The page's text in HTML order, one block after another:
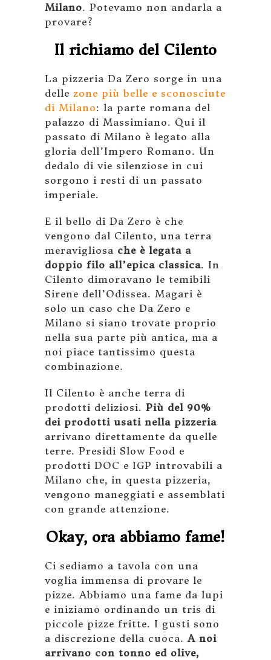
Milano. Potevamo non andarla a
provare?
Il richiamo del Cilento
La pizzeria Da Zero sorge in una
delle zone più belle e sconosciute
di Milano: la parte romana del
palazzo di Massimiano. Qui il
passato di Milano è legato alla
gloria dell’Impero Romano. Un
dedalo di vie silenziose in cui
sorgono i resti di un passato
imperiale.
E il bello di Da Zero è che
vengono dal Cilento, una terra
meravigliosa che è legata a
doppio filo all’epica classica. In
Cilento dimoravano le temibili
Sirene dell’Odissea. Magari è
solo un caso che Da Zero e
Milano si siano trovate proprio
nella sua parte più antica, ma a
noi piace tantissimo questa
combinazione.
Il Cilento è anche terra di
prodotti deliziosi. Più del 90%
dei prodotti usati nella pizzeria
arrivano direttamente da quelle
terre. Presidi Slow Food e
prodotti DOC e IGP introvabili a
Milano che, in questa pizzeria,
vengono maneggiati e assemblati
con grande attenzione.
Okay, ora abbiamo fame!
Ci sediamo a tavola con una
voglia immensa di provare le
pizze. Abbiamo una fame da lupi
e iniziamo ordinando un tris di
piccole pizze fritte. I gusti sono
a discrezione della cuoca.A noi
arrivano con tonno ed olive,